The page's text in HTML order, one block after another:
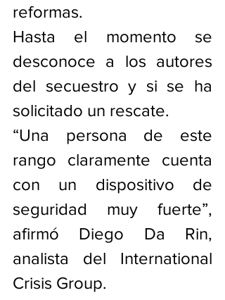
reformas.
Hasta el momento se
desconoce a los autores
del secuestro y si se ha
solicitado un rescate.
“Una persona de este
rango claramente cuenta
con un dispositivo de
seguridad muy fuerte”,
afirmó Diego Da Rin,
analista del International
Crisis Group.